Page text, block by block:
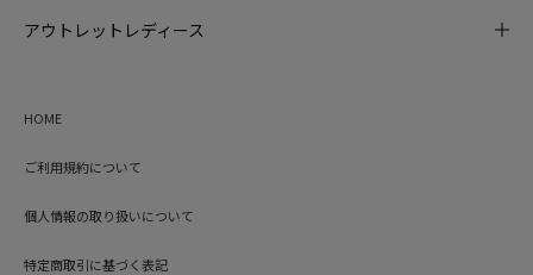
アウトレットレディース
HOME
ご利用規約について
個人情報の取り扱いについて
特定商取引に基づく表記